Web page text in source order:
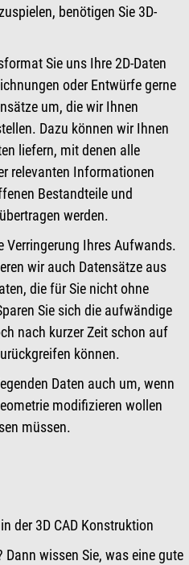
benötigen Sie 3D-
Sie uns Ihre 2D-Daten
oder Entwürfe gerne
um, die wir Ihnen
Dazu können wir Ihnen
liefern, mit denen alle
relevanten Informationen
Bestandteile und
werden.
Verringerung Ihres Aufwands.
wir auch Datensätze aus
die für Sie nicht ohne
Sie sich die aufwändige
nach kurzer Zeit schon auf
können.
Daten auch um, wenn
modifizieren wollen
müssen.
der 3D CAD Konstruktion
wissen Sie, was eine gute